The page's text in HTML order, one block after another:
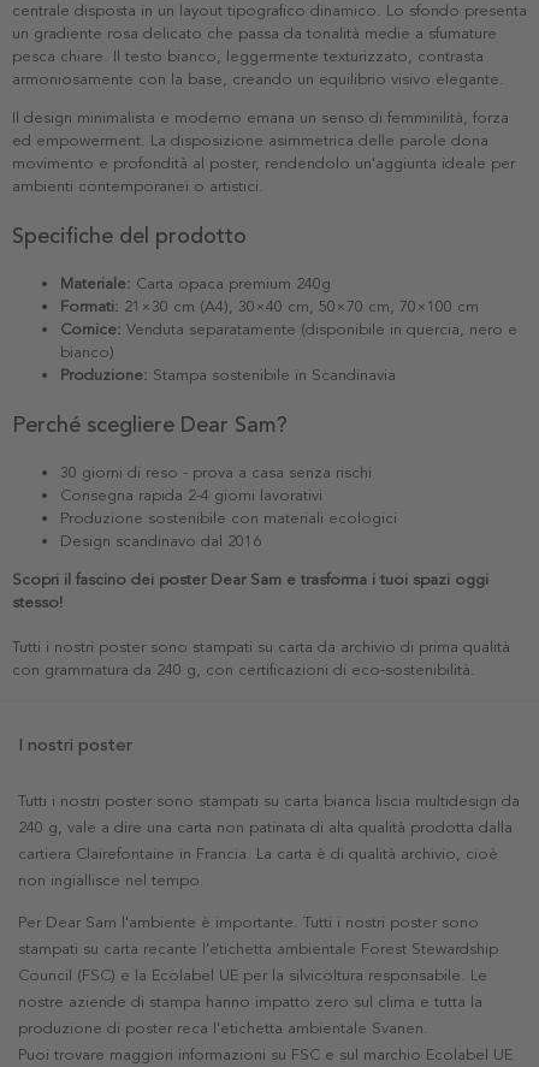
centrale disposta in un layout tipografico dinamico. Lo sfondo presenta
un gradiente rosa delicato che passa da tonalità medie a sfumature
pesca chiare. Il testo bianco, leggermente texturizzato, contrasta
armoniosamente con la base, creando un equilibrio visivo elegante.
Il design minimalista e moderno emana un senso di femminilità, forza
ed empowerment. La disposizione asimmetrica delle parole dona
movimento e profondità al poster, rendendolo un'aggiunta ideale per
ambienti contemporanei o artistici.
Specifiche del prodotto
Materiale: Carta opaca premium 240g
Formati: 21×30 cm (A4), 30×40 cm, 50×70 cm, 70×100 cm
Cornice: Venduta separatamente (disponibile in quercia, nero e
bianco)
Produzione: Stampa sostenibile in Scandinavia
Perché scegliere Dear Sam?
30 giorni di reso - prova a casa senza rischi
Consegna rapida 2-4 giorni lavorativi
Produzione sostenibile con materiali ecologici
Design scandinavo dal 2016
Scopri il fascino dei poster Dear Sam e trasforma i tuoi spazi oggi
stesso!
Tutti i nostri poster sono stampati su carta da archivio di prima qualità
con grammatura da 240 g, con certificazioni di eco-sostenibilità.
I nostri poster
Tutti i nostri poster sono stampati su carta bianca liscia multidesign da
240 g, vale a dire una carta non patinata di alta qualità prodotta dalla
cartiera Clairefontaine in Francia. La carta è di qualità archivio, cioè
non ingiallisce nel tempo.
Per Dear Sam l'ambiente è importante. Tutti i nostri poster sono
stampati su carta recante l'etichetta ambientale Forest Stewardship
Council (FSC) e la Ecolabel UE per la silvicoltura responsabile. Le
nostre aziende di stampa hanno impatto zero sul clima e tutta la
produzione di poster reca l'etichetta ambientale Svanen.
Puoi trovare maggiori informazioni su FSC e sul marchio Ecolabel UE